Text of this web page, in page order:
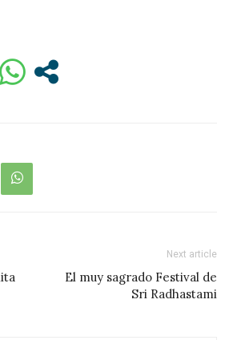
Next article
El muy sagrado Festival de
Sri Radhastami